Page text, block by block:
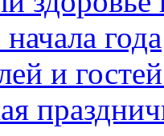
года
и